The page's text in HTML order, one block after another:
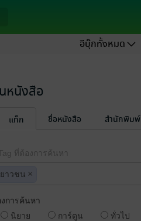
อีบุ๊กทั้งหมด
หนังสือ
แท็ก ชื่อหนังสือ สำนักพิมพ์
ที่ต้องการค้นหา
าวชน ×
การค้นหา
นิยาย การ์ตูน ทั่วไป